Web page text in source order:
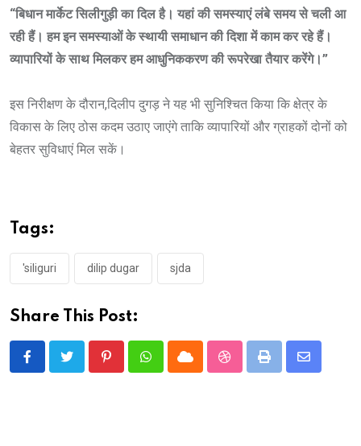
“बिधान मार्केट सिलीगुड़ी का दिल है। यहां की समस्याएं लंबे समय से चली आ
रही हैं। हम इन समस्याओं के स्थायी समाधान की दिशा में काम कर रहे हैं।
व्यापारियों के साथ मिलकर हम आधुनिककरण की रूपरेखा तैयार करेंगे।”
इस निरीक्षण के दौरान,दिलीप दुगड़ ने यह भी सुनिश्चित किया कि क्षेत्र के
विकास के लिए ठोस कदम उठाए जाएंगे ताकि व्यापारियों और ग्राहकों दोनों को
बेहतर सुविधाएं मिल सकें।
Tags:
'siliguri dilip dugar sjda
Share This Post:
PinterestWhatsappCloud StumbleUpon
Print
Share